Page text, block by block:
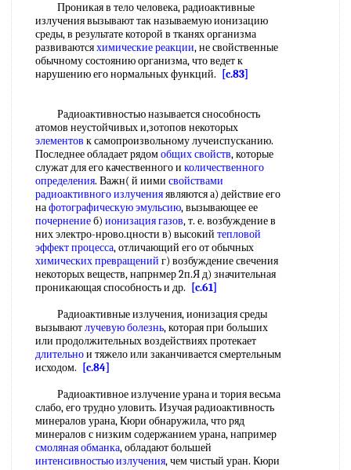
Проникая в тело человека, радиоактивные
излучения вызывают так называемую ионизацию
среды, в результате которой в тканях организма
развиваютсяхимические реакции, не свойственные
обычному состоянию организма, что ведет к
нарушению его нормальных функций.
[c.83]
Радиоактивностью называется снособность
атомов неустойчивых и,зотопов некоторых
элементов к самопроизвольному лучеиспусканию.
Последнее обладает рядомобщих свойств, которые
служат для его качественного и количественного
определения. Важн( й иими свойствами
радиоактивного излученияявляются а) действие его
нафотографическую эмульсию, вызывающее ее
почернениеб) ионизация газов, т. е. возбуждение в
них электро-нрово.цности в) высокий тепловой
эффект процесса, отличающий его от обычных
химических превращений г) возбуждение свечения
некоторых веществ, напрнмер 2п.Я д) значительная
проникающая способность и др.
[c.61]
Радиоактивные излучения, ионизация среды
вызываютлучевую болезнь, которая при больших
или продолжительных воздействиях протекает
длительнои тяжело или заканчивается смертельным
исходом.
[c.84]
Радиоактивное излучение урана и тория весьма
слабо, его трудно уловить. Изучая радиоактивность
минералов урана, Кюри обнаружила, что ряд
минералов с низким содержанием урана, например
смоляная обманка, обладают большей
интенсивностью излучения, чем чистый уран. Кюри